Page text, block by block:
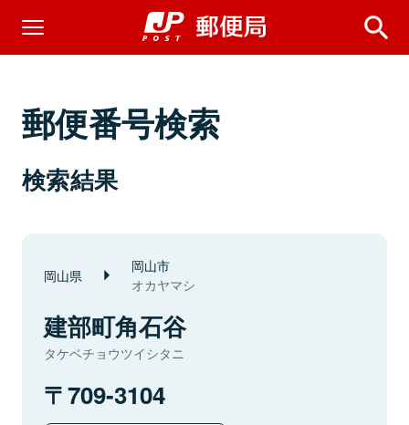
郵便番号検索
検索結果
岡山県 岡山市
オカヤマシ
建部町角石谷
タケベチョウツイシタニ
709-3104